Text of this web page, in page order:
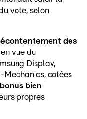
vote, selon
des
vue du
Display,
Mechanics, cotées
bien
propres